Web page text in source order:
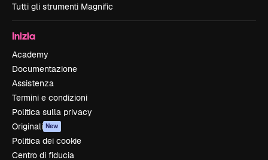
Tutti gli strumenti Magnific
Inizia
Academy
Documentazione
Assistenza
Termini e condizioni
Politica sulla privacy
Originali New
Politica dei cookie
Centro di fiducia